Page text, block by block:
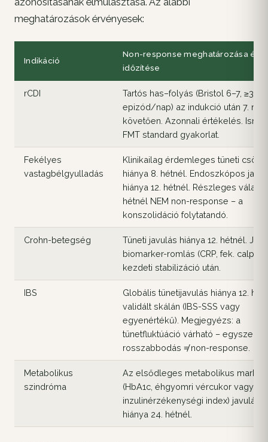
azonosításának elmulasztása. Az alábbi
meghatározások érvényesek:
Indikáció
Non-response meghatározása és
időzítése
rCDI
Tartós has–folyás (Bristol 6–7, ≥3
epizód/nap) az indukció után 7.
követően. Azonnali értékelés.
FMT standard gyakorlat.
Fekélyes
vastagbélgyulladás
Klinikailag érdemleges tüneti
hiánya 8. hétnél. Endoszkópos
hiánya 12. hétnél. Részleges válasz
hétnél NEM non-response – a
konszolidáció folytatandó.
Crohn-betegség
Tüneti javulás hiánya 12. hétnél.
biomarker-romlás (CRP, fek.
kezdeti stabilizáció után.
IBS
Globális tünetijavulás hiánya 12.
validált skálán (IBS-SSS vagy
egyenértékű). Megjegyézs: a
tünetfluktúáció várható – egyszeri
rosszabbodás ≠ non-response.
Metabolikus
szindróma
Az elsődleges metabolikus marker
(HbA1c, éhgyomri vércukor vagy
inzulinérzékenységi index)
hiánya 24. hétnél.